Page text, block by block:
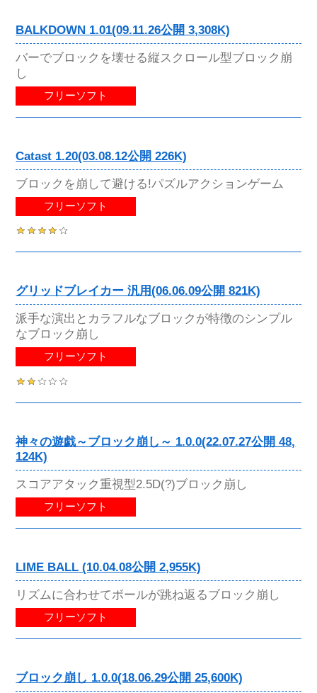
BALKDOWN 1.01(09.11.26公開 3,308K)
バーでブロックを壊せる縦スクロール型ブロック崩
し
フリーソフト
Catast 1.20(03.08.12公開 226K)
ブロックを崩して避ける!パズルアクションゲーム
フリーソフト
グリッドブレイカー 汎用(06.06.09公開 821K)
派手な演出とカラフルなブロックが特徴のシンプル
なブロック崩し
フリーソフト
神々の遊戯～ブロック崩し～ 1.0.0(22.07.27公開 48,
124K)
スコアアタック重視型2.5D(?)ブロック崩し
フリーソフト
LIME BALL (10.04.08公開 2,955K)
リズムに合わせてボールが跳ね返るブロック崩し
フリーソフト
ブロック崩し 1.0.0(18.06.29公開 25,600K)